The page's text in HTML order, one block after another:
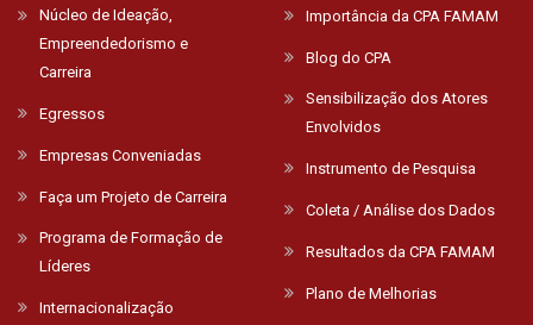
Núcleo de Ideação,
Empreendedorismo e
Carreira
Egressos
Empresas Conveniadas
Faça um Projeto de Carreira
Programa de Formação de
Líderes
Internacionalização
Importância da CPA FAMAM
Blog do CPA
Sensibilização dos Atores
Envolvidos
Instrumento de Pesquisa
Coleta / Análise dos Dados
Resultados da CPA FAMAM
Plano de Melhorias